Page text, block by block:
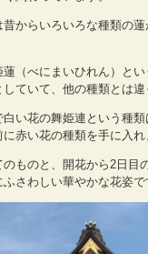
からいろいろな種類の蓮
（べにまいひれん）と
ていて、他の種類とは違
い花の舞姫連という種
赤い花の種類を手に入れ
ものと、開花から2日目
さわしい華やかな花姿で